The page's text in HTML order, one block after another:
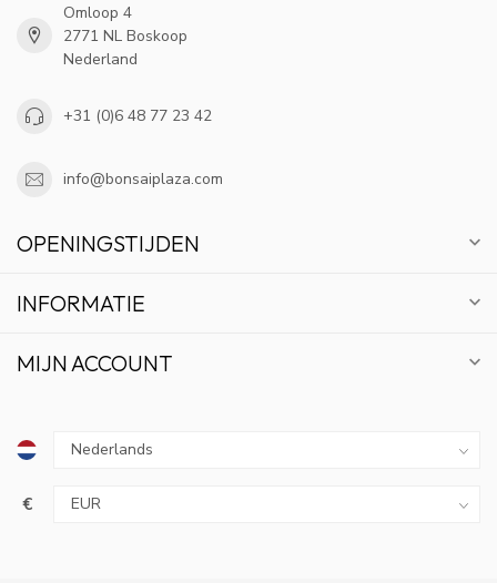
Omloop 4
2771 NL Boskoop
Nederland
+31 (0)6 48 77 23 42
info@bonsaiplaza.com
OPENINGSTIJDEN
INFORMATIE
MIJN ACCOUNT
€